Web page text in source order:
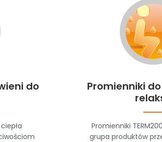
do
Promienniki
Promienniki
grupa produktów